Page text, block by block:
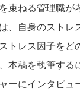
束ねる管理職が
、自身のストレ
トレス因子をど
本稿を執筆する
ーにインタビュ